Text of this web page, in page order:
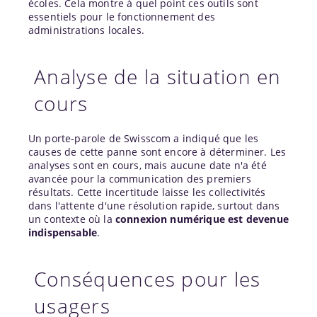
écoles. Cela montre à quel point ces outils sont
essentiels pour le fonctionnement des
administrations locales.
Analyse de la situation en
cours
Un porte-parole de Swisscom a indiqué que les
causes de cette panne sont encore à déterminer. Les
analyses sont en cours, mais aucune date n'a été
avancée pour la communication des premiers
résultats. Cette incertitude laisse les collectivités
dans l'attente d'une résolution rapide, surtout dans
un contexte où la connexion numérique est devenue
indispensable.
Conséquences pour les
usagers